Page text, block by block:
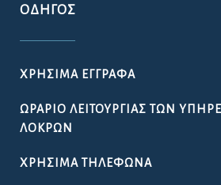
ΟΔΗΓΌΣ
ΧΡΉΣΙΜΑ ΈΓΓΡΑΦΑ
ΩΡΆΡΙΟ ΛΕΙΤΟΥΡΓΊΑΣ ΤΩΝ
ΛΟΚΡΏΝ
ΧΡΉΣΙΜΑ ΤΗΛΈΦΩΝΑ